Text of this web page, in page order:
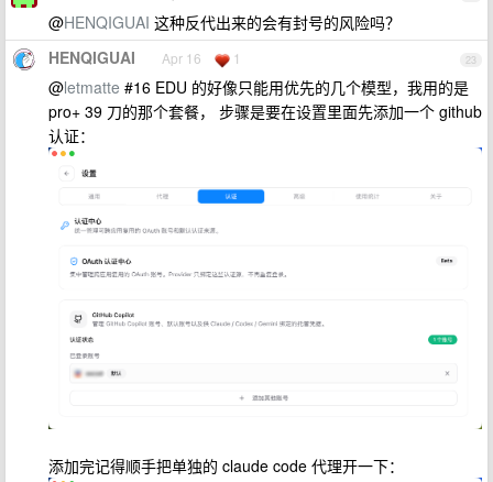
@HENQIGUAI 这种反代出来的会有封号的风险吗？
23
HENQIGUAI Apr 16 1
@letmatte #16 EDU 的好像只能用优先的几个模型，我用的是
pro+ 39 刀的那个套餐， 步骤是要在设置里面先添加一个 github
认证：
添加完记得顺手把单独的 claude code 代理开一下：